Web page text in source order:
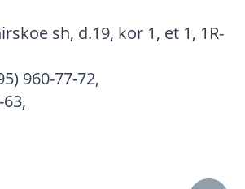
sh, d.19, kor 1, et 1, 1R-
960-77-72,
63,